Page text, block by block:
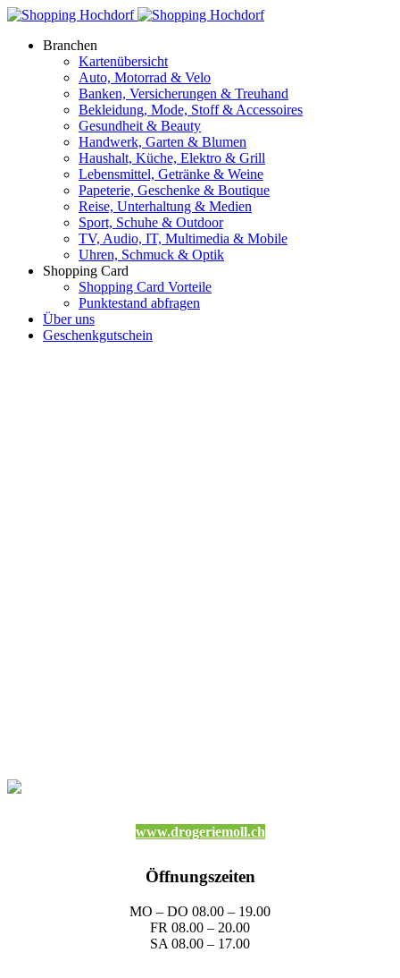
Branchen
Kartenübersicht
Auto, Motorrad & Velo
Banken, Versicherungen & Treuhand
Bekleidung, Mode, Stoff & Accessoires
Gesundheit & Beauty
Handwerk, Garten & Blumen
Haushalt, Küche, Elektro & Grill
Lebensmittel, Getränke & Weine
Papeterie, Geschenke & Boutique
Reise, Unterhaltung & Medien
Sport, Schuhe & Outdoor
TV, Audio, IT, Multimedia & Mobile
Uhren, Schmuck & Optik
Shopping Card
Shopping Card Vorteile
Punktestand abfragen
Über uns
Geschenkgutschein
www.drogeriemoll.ch
Öffnungszeiten
MO – DO 08.00 – 19.00
FR 08.00 – 20.00
SA 08.00 – 17.00